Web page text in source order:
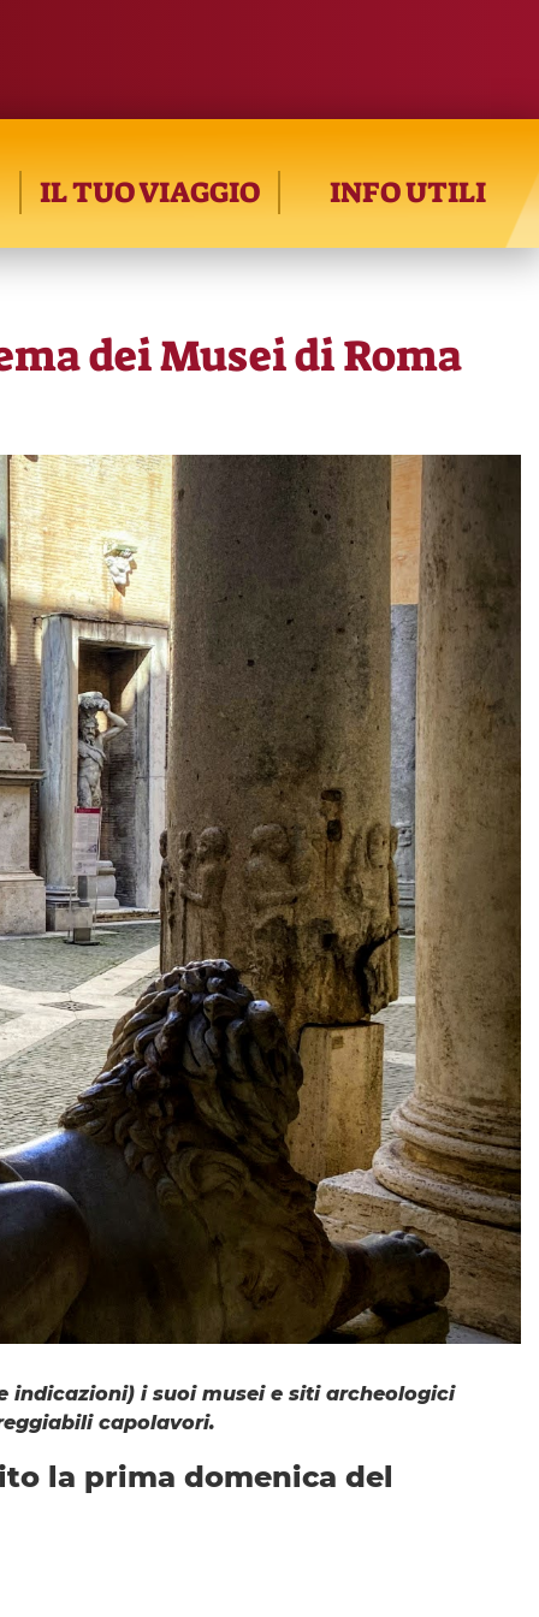
IL TUO VIAGGIO INFO UTILI
dei Musei di Roma
indicazioni) i suoi musei e siti archeologici
capolavori.
la prima domenica del